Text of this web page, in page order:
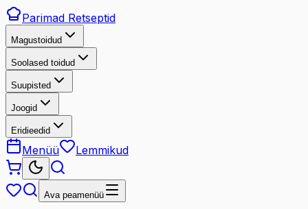
Parimad Retseptid
Magustoidud
Soolased toidud
Suupisted
Joogid
Eridieedid
Menüü Lemmikud
Ava peamenüü